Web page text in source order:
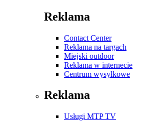
Reklama
Contact Center
Reklama na targach
Miejski outdoor
Reklama w internecie
Centrum wysyłkowe
Reklama
Usługi MTP TV